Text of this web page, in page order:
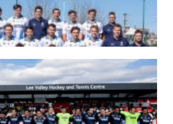
EL MUNDIAL 2026
argentino femenino de hockey disputará
y Bélgica. El debut será ante Estados Unidos.
EL MUNDIAL 2026